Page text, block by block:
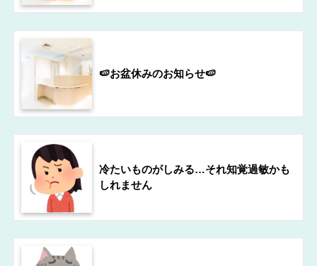
🍉お盆休みのお知らせ🍉
冷たいものがしみる…それ知覚過敏かも
しれません